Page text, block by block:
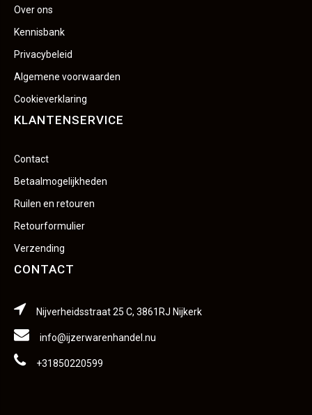
Over ons
Kennisbank
Privacybeleid
Algemene voorwaarden
Cookieverklaring
KLANTENSERVICE
Contact
Betaalmogelijkheden
Ruilen en retouren
Retourformulier
Verzending
CONTACT
Nijverheidsstraat 25 C, 3861RJ Nijkerk
info@ijzerwarenhandel.nu
+31850220599